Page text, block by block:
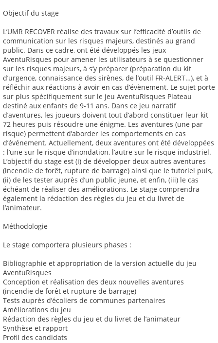
Objectif du stage
L’UMR RECOVER réalise des travaux sur l’efficacité d’outils de
communication sur les risques majeurs, destinés au grand
public. Dans ce cadre, ont été développés les jeux
AventuRisques pour amener les utilisateurs à se questionner
sur les risques majeurs, à s’y préparer (préparation du kit
d’urgence, connaissance des sirènes, de l’outil FR-ALERT…), et à
réfléchir aux réactions à avoir en cas d’évènement. Le sujet porte
sur plus spécifiquement sur le jeu AventuRisques Plateau
destiné aux enfants de 9-11 ans. Dans ce jeu narratif
d’aventures, les joueurs doivent tout d’abord constituer leur kit
72 heures puis résoudre une énigme. Les aventures (une par
risque) permettent d’aborder les comportements en cas
d’événement. Actuellement, deux aventures ont été développées
: l’une sur le risque d’inondation, l’autre sur le risque industriel.
L’objectif du stage est (i) de développer deux autres aventures
(incendie de forêt, rupture de barrage) ainsi que le tutoriel puis,
(ii) de les tester auprès d’un public jeune, et enfin, (iii) le cas
échéant de réaliser des améliorations. Le stage comprendra
également la rédaction des règles du jeu et du livret de
l’animateur.
Méthodologie
Le stage comportera plusieurs phases :
Bibliographie et appropriation de la version actuelle du jeu
AventuRisques
Conception et réalisation des deux nouvelles aventures
(incendie de forêt et rupture de barrage)
Tests auprès d’écoliers de communes partenaires
Améliorations du jeu
Rédaction des règles du jeu et du livret de l’animateur
Synthèse et rapport
Profil des candidats